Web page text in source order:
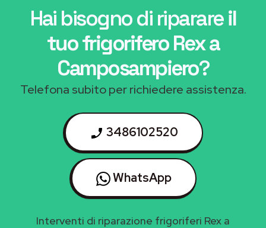
Hai bisogno di riparareil
tuo frigorifero Rex a
Camposampiero?
Telefona subito per richiedere assistenza.
3486102520
WhatsApp
Interventi di riparazione frigoriferi Rex a